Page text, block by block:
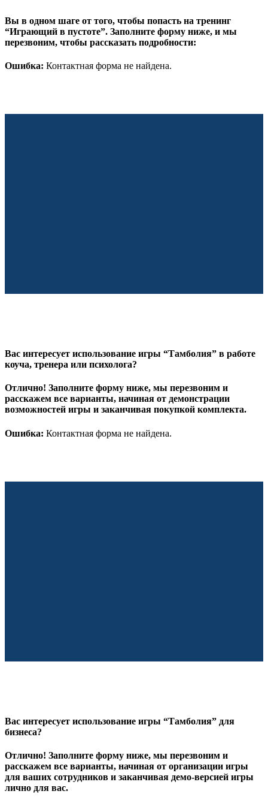
Вы в одном шаге от того, чтобы попасть на тренинг
“Играющий в пустоте”. Заполните форму ниже, и мы
перезвоним, чтобы рассказать подробности:
Ошибка: Контактная форма не найдена.
Вас интересует использование игры “Тамболия” в работе
коуча, тренера или психолога?
Отлично! Заполните форму ниже, мы перезвоним и
расскажем все варианты, начиная от демонстрации
возможностей игры и заканчивая покупкой комплекта.
Ошибка: Контактная форма не найдена.
Вас интересует использование игры “Тамболия” для
бизнеса?
Отлично! Заполните форму ниже, мы перезвоним и
расскажем все варианты, начиная от организации игры
для ваших сотрудников и заканчивая демо-версией игры
лично для вас.